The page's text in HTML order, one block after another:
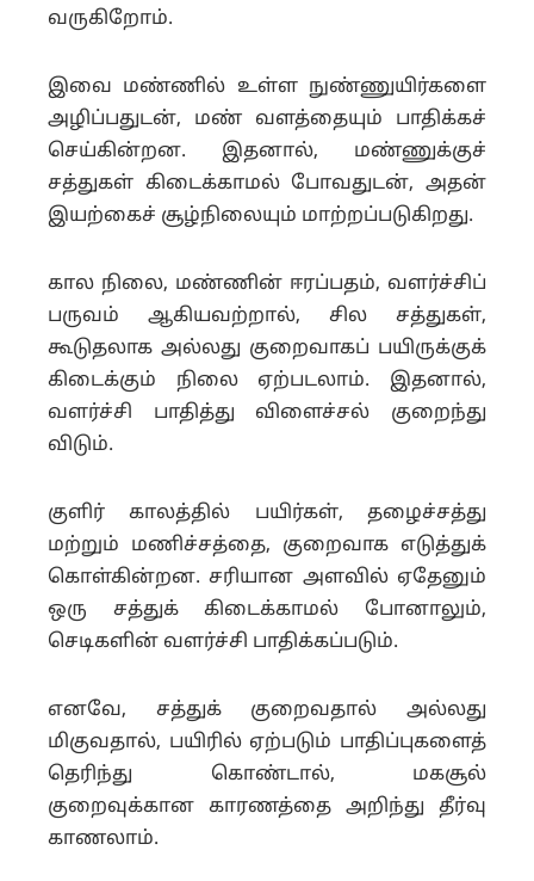
வருகிறோம்.
இவை மண்ணில் உள்ள நுண்ணுயிர்களை
அழிப்பதுடன், மண் வளத்தையும் பாதிக்கச்
செய்கின்றன. இதனால், மண்ணுக்குச்
சத்துகள் கிடைக்காமல் போவதுடன், அதன்
இயற்கைச் சூழ்நிலையும் மாற்றப்படுகிறது.
கால நிலை, மண்ணின் ஈரப்பதம், வளர்ச்சிப்
பருவம் ஆகியவற்றால், சில சத்துகள்,
கூடுதலாக அல்லது குறைவாகப் பயிருக்குக்
கிடைக்கும் நிலை ஏற்படலாம். இதனால்,
வளர்ச்சி பாதித்து விளைச்சல் குறைந்து
விடும்.
குளிர் காலத்தில் பயிர்கள், தழைச்சத்து
மற்றும் மணிச்சத்தை, குறைவாக எடுத்துக்
கொள்கின்றன. சரியான அளவில் ஏதேனும்
ஒரு சத்துக் கிடைக்காமல் போனாலும்,
செடிகளின் வளர்ச்சி பாதிக்கப்படும்.
எனவே, சத்துக் குறைவதால் அல்லது
மிகுவதால், பயிரில் ஏற்படும் பாதிப்புகளைத்
தெரிந்து கொண்டால், மகசூல்
குறைவுக்கான காரணத்தை அறிந்து தீர்வு
காணலாம்.